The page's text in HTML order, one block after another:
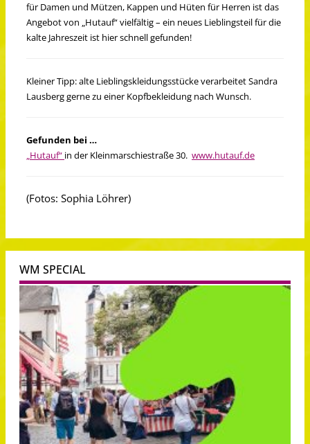
für Damen und Mützen, Kappen und Hüten für Herren ist das
Angebot von „Hutauf“ vielfältig – ein neues Lieblingsteil für die
kalte Jahreszeit ist hier schnell gefunden!
Kleiner Tipp: alte Lieblingskleidungsstücke verarbeitet Sandra
Lausberg gerne zu einer Kopfbekleidung nach Wunsch.
Gefunden bei …
„Hutauf“ in der Kleinmarschiestraße 30. www.hutauf.de
(Fotos: Sophia Löhrer)
WM SPECIAL